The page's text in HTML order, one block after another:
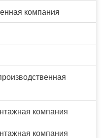
компания
компания
компания